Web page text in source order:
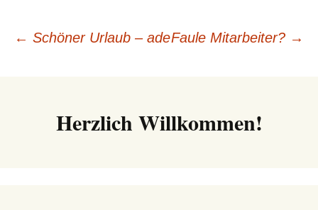
Beitrags-
← Schöner Urlaub – adeFaule Mitarbeiter? →
Herzlich Willkommen!